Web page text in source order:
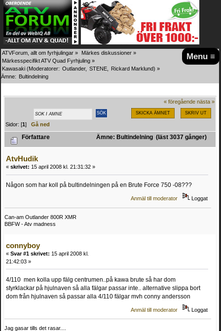
Menu ≡
ATVForum, allt om fyrhjulingar » Märkes diskussioner »
Märkesspecifikt ATV Quad Fyrhjuling »
Kawasaki (Moderatorer: Outlander, STENE Rickard Marklund) »
Ämne: Bultindelning
« föregående nästa »
SKICKA ÄMNET SKRIV UT
Sidor: [1]Gå ned
Författare Ämne: Bultindelning (läst 3037 gånger)
AtvHudik
« skrivet: 15 april 2008 kl. 21:31:32 »
Någon som har koll på bultindelningen på en Brute Force 750 -08???
Anmäl till moderator Loggat
Can-am Outlander 800R XMR
BBFW - Atv madness
connyboy
« Svar #1 skrivet: 15 april 2008 kl.
21:42:03 »
4/110 men kolla upp fälg centrumen..på kawa brute så har dom
styrklackar på hjulnaven så alla fälgar passar inte.. alternative slippa bort
dom från hjulnaven så passar alla 4/110 fälgar mvh conny andersson
Anmäl till moderator Loggat
Jag gasar tills det rasar....